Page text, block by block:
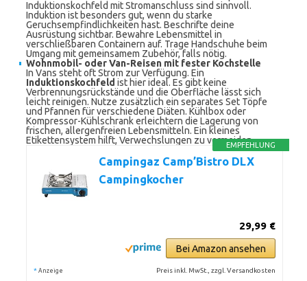
Induktionskochfeld mit Stromanschluss sind sinnvoll.
Induktion ist besonders gut, wenn du starke
Geruchsempfindlichkeiten hast. Beschrifte deine
Ausrüstung sichtbar. Bewahre Lebensmittel in
verschließbaren Containern auf. Trage Handschuhe beim
Umgang mit gemeinsamem Zubehör, falls nötig.
Wohnmobil- oder Van-Reisen mit fester Kochstelle
In Vans steht oft Strom zur Verfügung. Ein
Induktionskochfeld ist hier ideal. Es gibt keine
Verbrennungsrückstände und die Oberfläche lässt sich
leicht reinigen. Nutze zusätzlich ein separates Set Töpfe
und Pfannen für verschiedene Diäten. Kühlbox oder
Kompressor-Kühlschrank erleichtern die Lagerung von
frischen, allergenfreien Lebensmitteln. Ein kleines
Etikettensystem hilft, Verwechslungen zu vermeiden.
EMPFEHLUNG
Campingaz Camp’Bistro DLX
Campingkocher
29,99 €
Bei Amazon ansehen
* Anzeige Preis inkl. MwSt., zzgl. Versandkosten